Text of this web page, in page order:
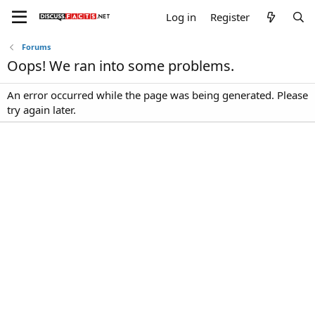
Log in Register
Forums
Oops! We ran into some problems.
An error occurred while the page was being generated. Please
try again later.